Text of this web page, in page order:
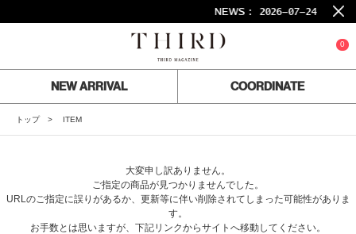
NEWS : 2026-07-24
0
NEW ARRIVAL COORDINATE
トップ ITEM
大変申し訳ありません。
ご指定の商品が見つかりませんでした。
URLのご指定に誤りがあるか、更新等に伴い削除されてしまった可能性がありま
す。
お手数とは思いますが、下記リンクからサイトへ移動してください。